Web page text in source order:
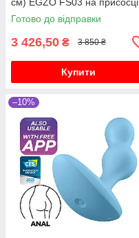
Готово до відправки
3 426,50 ₴ 3 850 ₴
Купити
–10%